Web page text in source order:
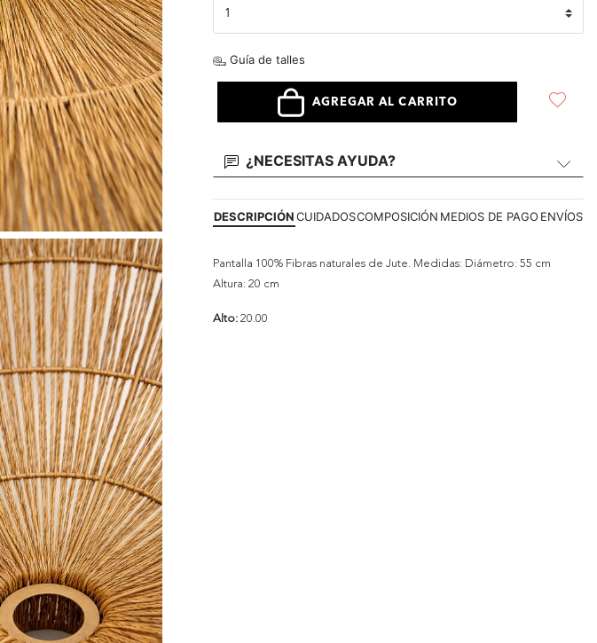
Guía de talles
AGREGAR AL CARRITO
¿NECESITAS AYUDA?
DESCRIPCIÓNCUIDADOSCOMPOSICIÓN MEDIOS DE PAGO ENVÍOS
Pantalla 100% Fibras naturales de Jute. Medidas: Diámetro: 55 cm
Altura: 20 cm
Alto: 20.00